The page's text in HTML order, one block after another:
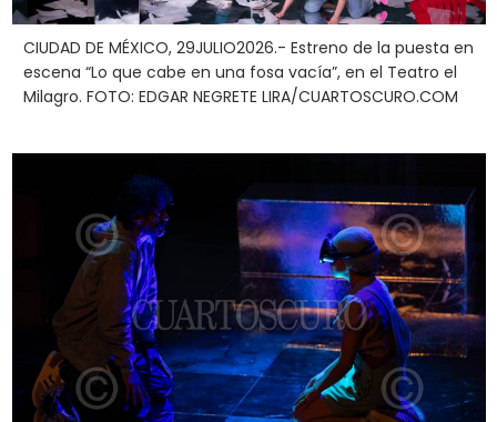
CIUDAD DE MÉXICO, 29JULIO2026.- Estreno de la puesta en
escena “Lo que cabe en una fosa vacía”, en el Teatro el
Milagro. FOTO: EDGAR NEGRETE LIRA/CUARTOSCURO.COM